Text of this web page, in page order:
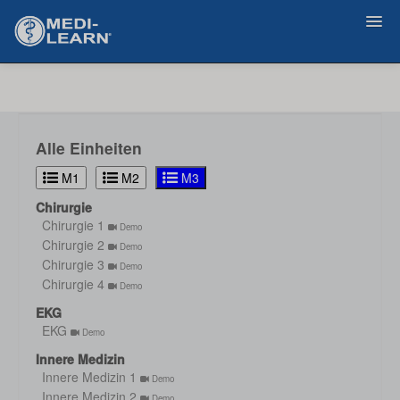
Alle Einheiten
M1 M2
M3
Chirurgie
Chirurgie 1
Demo
Chirurgie 2 Demo
Chirurgie 3 Demo
Chirurgie 4 Demo
EKG
EKG
Demo
Innere Medizin
Innere Medizin 1
Demo
Innere Medizin 2